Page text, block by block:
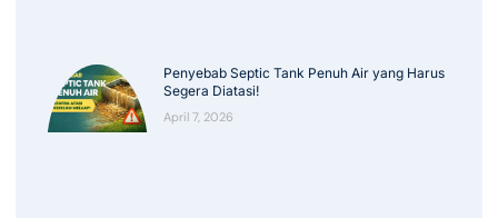
Penyebab Septic Tank Penuh Air yang Harus
Segera Diatasi!
April 7, 2026